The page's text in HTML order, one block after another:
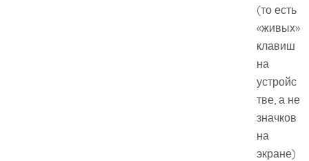
(то есть
«живых»
клавиш
на
устройс
тве, а не
значков
на
экране)